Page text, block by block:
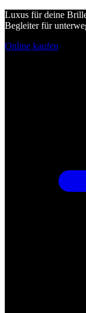
Luxus für deine
Begleiter für
Online kaufen